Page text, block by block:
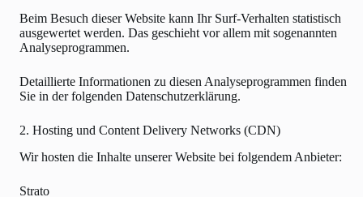
Beim Besuch dieser Website kann Ihr Surf-Verhalten statistisch
ausgewertet werden. Das geschieht vor allem mit sogenannten
Analyseprogrammen.
Detaillierte Informationen zu diesen Analyseprogrammen finden
Sie in der folgenden Datenschutzerklärung.
2. Hosting und Content Delivery Networks (CDN)
Wir hosten die Inhalte unserer Website bei folgendem Anbieter:
Strato